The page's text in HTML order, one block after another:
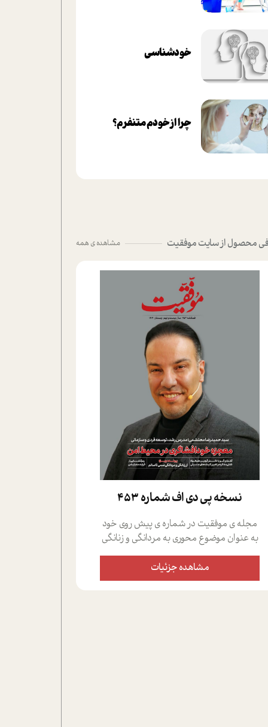
خودشناسی
چرا از خودم متنفرم؟
محصول از سایت موفقیت مشاهده ی همه
نسخه پي دي اف شماره 453
مجله ی موفقیت در شماره ی پیش روی خود
به عنوان موضوع محوری به مردانگی و زنانگی
سمی پرداخته است؛ علاوه بر این که؛ گفت و
گویی اختصاصی داشته ایم با فردین علیخواه،
جامعه شناس در بخش های مختلف تلاش
مشاهده جزئیات